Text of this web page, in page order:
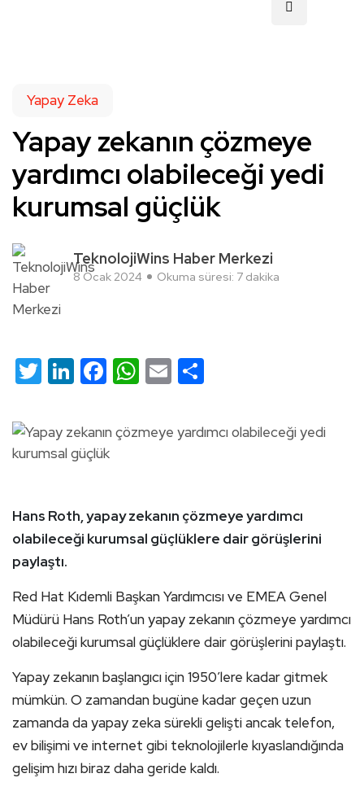
Yapay Zeka
Yapay zekanın çözmeye
yardımcı olabileceği yedi
kurumsal güçlük
TeknolojiWins Haber Merkezi
8 Ocak 2024 Okuma süresi: 7 dakika
Twitter
LinkedIn
Facebook
WhatsApp
Email
Hans Roth, yapay zekanın çözmeye yardımcı
olabileceği kurumsal güçlüklere dair görüşlerini
paylaştı.
Red Hat Kıdemli Başkan Yardımcısı ve EMEA Genel
Müdürü Hans Roth’un yapay zekanın çözmeye yardımcı
olabileceği kurumsal güçlüklere dair görüşlerini paylaştı.
Yapay zekanın başlangıcı için 1950’lere kadar gitmek
mümkün. O zamandan bugüne kadar geçen uzun
zamanda da yapay zeka sürekli gelişti ancak telefon,
ev bilişimi ve internet gibi teknolojilerle kıyaslandığında
gelişim hızı biraz daha geride kaldı.